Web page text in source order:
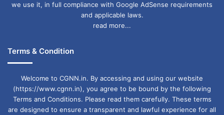
we use it, in full compliance with Google AdSense requirements
and applicable laws.
read more...
Terms & Condition
Welcome to CGNN.in. By accessing and using our website
(https://www.cgnn.in), you agree to be bound by the following
Terms and Conditions. Please read them carefully. These terms
are designed to ensure a transparent and lawful experience for all